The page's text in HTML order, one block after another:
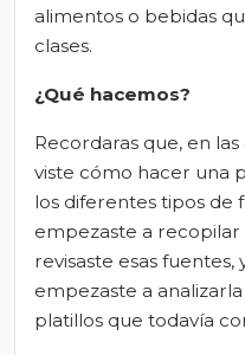
alimentos o bebidas
clases.
¿Qué hacemos?
Recordaras que, en
viste cómo hacer una
los diferentes tipos de
empezaste a
revisaste esas
empezaste a
platillos que todavía